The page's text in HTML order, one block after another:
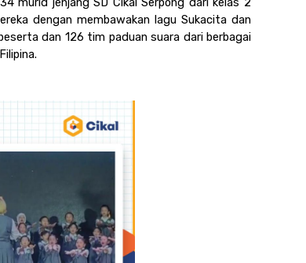
dengan membawakan lagu Sukacita dan
dan 126 tim paduan suara dari berbagai